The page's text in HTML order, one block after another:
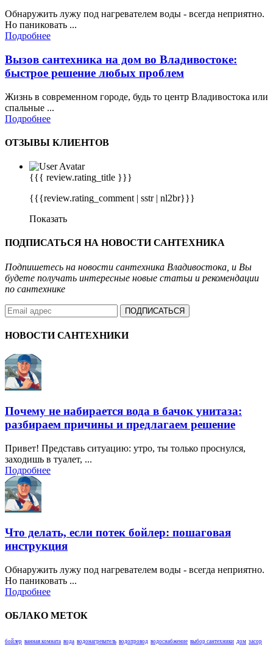
Обнаружить лужу под нагревателем воды - всегда неприятно.
Но паниковать ...
Подробнее
Вызов сантехника на дом во Владивостоке:
быстрое решение любых проблем
Жизнь в современном городе, будь то центр Владивостока или
спальные ...
Подробнее
ОТЗЫВЫ КЛИЕНТОВ
{{{ review.rating_title }}}
{{{review.rating_comment | sstr | nl2br}}}
Показать
ПОДПИСАТЬСЯ НА НОВОСТИ САНТЕХНИКА
Подпишетесь на новости сантехника Владивостока, и Вы
будете получать интересные новые статьи и рекомендации
по сантехнике
ПОДПИСАТЬСЯ
НОВОСТИСАНТЕХНИКИ
Почему не набирается вода в бачок унитаза:
разбираем причины и предлагаем решение
Привет! Представь ситуацию: утро, ты только проснулся,
заходишь в туалет, ...
Подробнее
Что делать, если потек бойлер: пошаговая
инструкция
Обнаружить лужу под нагревателем воды - всегда неприятно.
Но паниковать ...
Подробнее
ОБЛАКО МЕТОК
бойлер ванная комната вода водонагреватель водопровод водоснабжение выбор сантехники дом засор